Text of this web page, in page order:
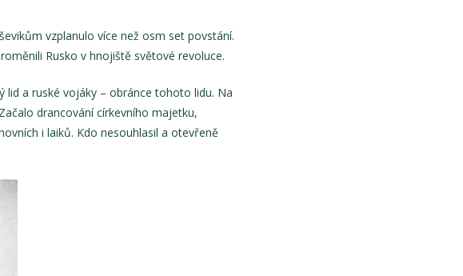
vzplanulo více než osm set povstání.
Rusko v hnojiště světové revoluce.
lid a ruské vojáky – obránce tohoto lidu. Na
drancování církevního majetku,
i laiků. Kdo nesouhlasil a otevřeně